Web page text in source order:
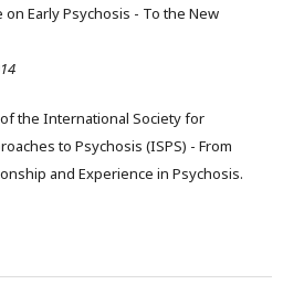
Early Psychosis - To the New
the International Society for
to Psychosis (ISPS) - From
and Experience in Psychosis.